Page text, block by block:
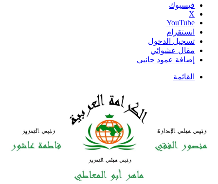
فيسبوك
‫X
‫YouTube
انستقرام
تسجيل الدخول
مقال عشوائي
إضافة عمود جانبي
القائمة